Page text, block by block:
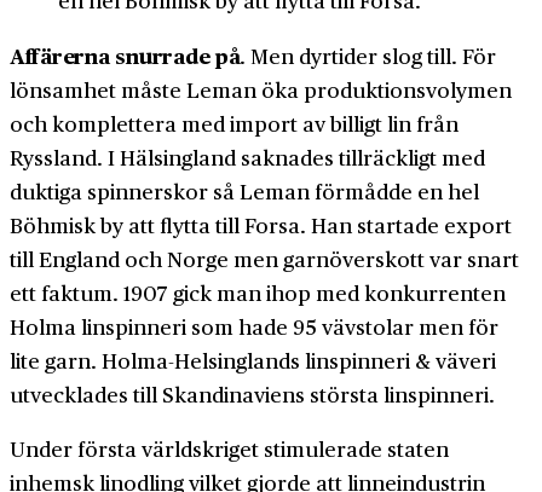
Affärerna snurrade på. Men dyrtider slog till. För
lönsamhet måste Leman öka produktions­volymen
och komplettera med import av billigt lin från
Ryssland. I Hälsingland saknades tillräckligt med
duktiga spinnerskor så Leman förmådde en hel
Böhmisk by att flytta till Forsa. Han startade export
till England och Norge men garn­överskott var snart
ett faktum. 1907 gick man ihop med konkurrenten
Holma linspinneri som hade 95 vävstolar men för
lite garn. Holma-Helsinglands linspinneri & väveri
utvecklades till Skandinaviens största linspinneri.
Under första världskriget stimulerade staten
inhemsk linodling vilket gjorde att linne­industrin